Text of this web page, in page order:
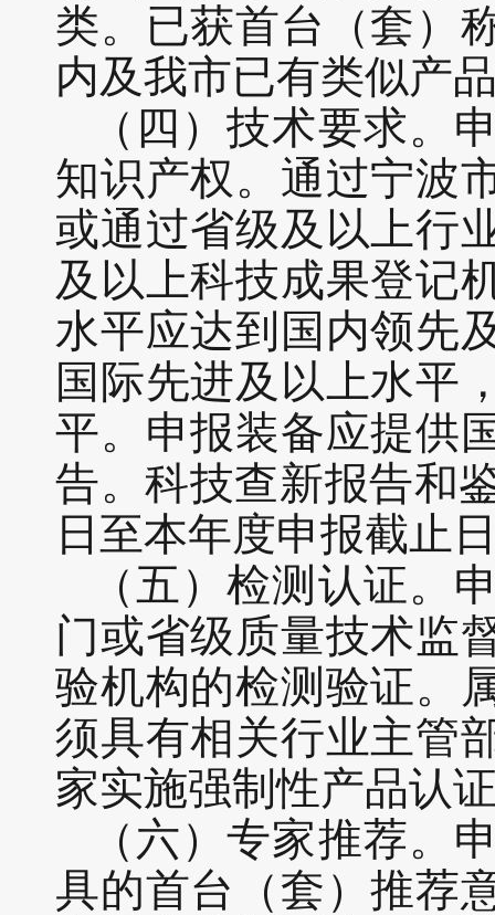
类。已获首台（套）
内及我市已有类似产
（四）技术要求。
知识产权。通过宁波
或通过省级及以上行
及以上科技成果登记
水平应达到国内领先
国际先进及以上水平
平。申报装备应提供
告。科技查新报告和
日至本年度申报截止
（五）检测认证。
门或省级质量技术监
验机构的检测验证。
须具有相关行业主管
家实施强制性产品认
（六）专家推荐。
具的首台（套）推荐